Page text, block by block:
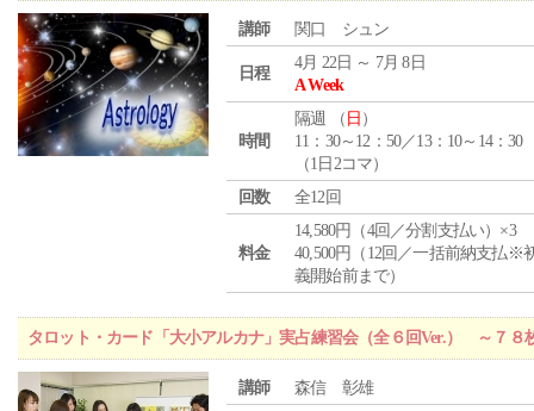
講師 関口 シュン
日程
4月 22日 ～ 7月 8日
A Week
時間
隔週 （ 日 ）
11：30～12：50／13：10～14：30
（1日2コマ）
回数
全12回
料金
14,580円（4回／分割支払い）×3
40,500円（12回／一括前納支払※
義開始前まで）
タロット・カード「大小アルカナ」実占練習会（全６回Ver.） ～７８
講師 森信 彰雄